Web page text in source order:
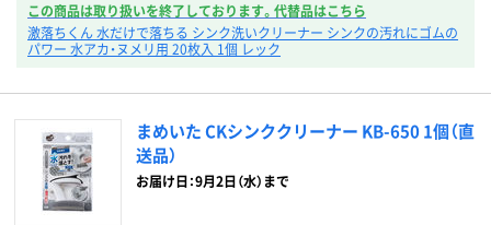
この商品は取り扱いを終了しております。代替品はこちら
激落ちくん 水だけで落ちる シンク洗いクリーナー シンクの汚れにゴムの
パワー 水アカ・ヌメリ用 20枚入 1個 レック
まめいた CKシンククリーナー KB-650 1個（直
送品）
お届け日：9月2日（水）まで